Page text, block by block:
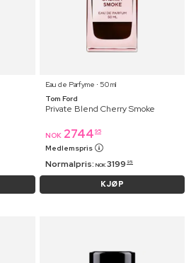
Eau de Parfyme ⋅ 50 ml
Tom Ford
Private Blend Cherry Smoke
NOK 2744 95
Medlemspris
Normalpris: NOK 3199 95
KJØP